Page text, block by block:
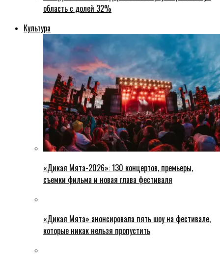
область с долей 32%
Культура
«Дикая Мята-2026»: 130 концертов, премьеры,
съемки фильма и новая глава фестиваля
«Дикая Мята» анонсировала пять шоу на фестивале,
которые никак нельзя пропустить